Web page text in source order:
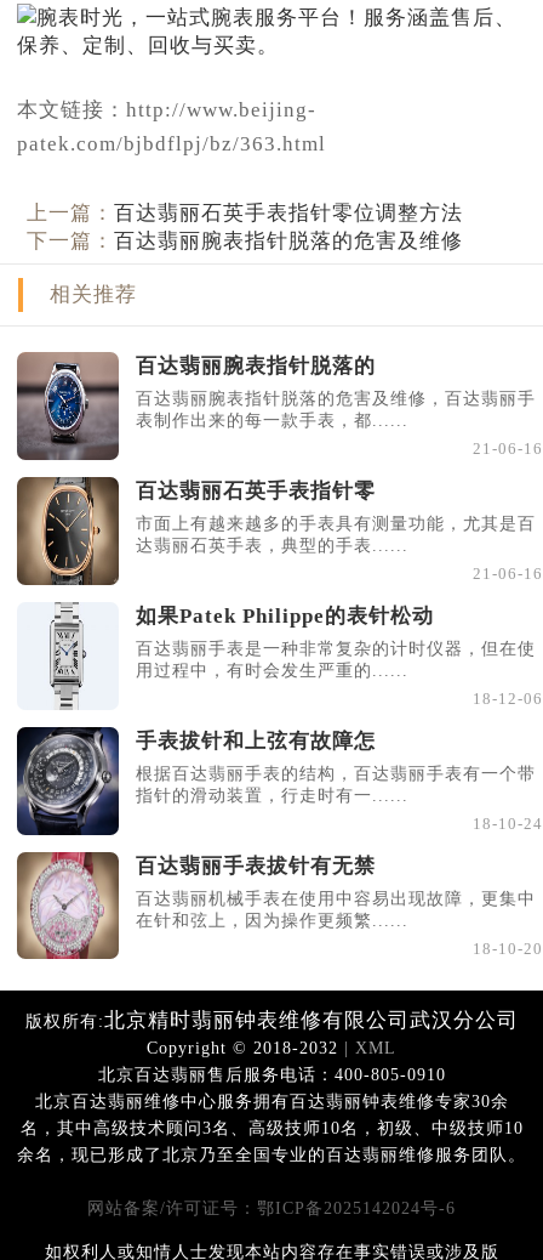
本文链接：http://www.beijing-
patek.com/bjbdflpj/bz/363.html
上一篇：百达翡丽石英手表指针零位调整方法
下一篇：百达翡丽腕表指针脱落的危害及维修
相关推荐
百达翡丽腕表指针脱落的
百达翡丽腕表指针脱落的危害及维修，百达翡丽手
表制作出来的每一款手表，都......
21-06-16
百达翡丽石英手表指针零
市面上有越来越多的手表具有测量功能，尤其是百
达翡丽石英手表，典型的手表......
21-06-16
如果Patek Philippe的表针松动
百达翡丽手表是一种非常复杂的计时仪器，但在使
用过程中，有时会发生严重的......
18-12-06
手表拔针和上弦有故障怎
根据百达翡丽手表的结构，百达翡丽手表有一个带
指针的滑动装置，行走时有一......
18-10-24
百达翡丽手表拔针有无禁
百达翡丽机械手表在使用中容易出现故障，更集中
在针和弦上，因为操作更频繁......
18-10-20
版权所有:北京精时翡丽钟表维修有限公司武汉分公司
Copyright © 2018-2032 | XML
北京百达翡丽售后服务电话：400-805-0910
北京百达翡丽维修中心服务拥有百达翡丽钟表维修专家30余
名，其中高级技术顾问3名、高级技师10名，初级、中级技师10
余名，现已形成了北京乃至全国专业的百达翡丽维修服务团队。
网站备案/许可证号：鄂ICP备2025142024号-6
如权利人或知情人士发现本站内容存在事实错误或涉及版